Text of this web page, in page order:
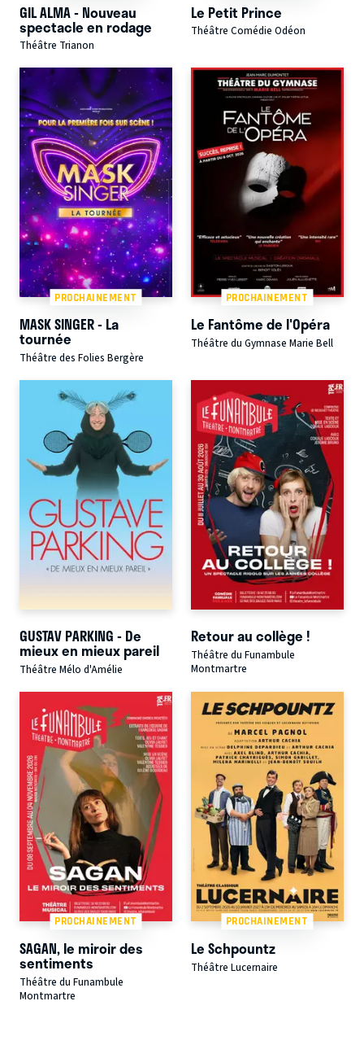
GIL ALMA - Nouveau
spectacle en rodage
Théâtre Trianon
Le Petit Prince
Théâtre Comédie Odéon
PROCHAINEMENT
MASK SINGER - La
tournée
Théâtre des Folies Bergère
PROCHAINEMENT
Le Fantôme de l'Opéra
Théâtre du Gymnase Marie Bell
GUSTAV PARKING - De
mieux en mieux pareil
Théâtre Mélo d'Amélie
Retour au collège !
Théâtre du Funambule
Montmartre
PROCHAINEMENT
SAGAN, le miroir des
sentiments
Théâtre du Funambule
Montmartre
PROCHAINEMENT
Le Schpountz
Théâtre Lucernaire